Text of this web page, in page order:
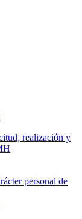
realización y
personal de